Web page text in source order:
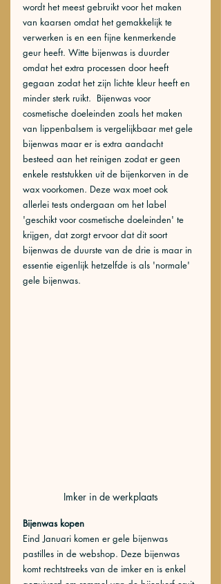
wordt het meest gebruikt voor het maken
van kaarsen omdat het gemakkelijk te
verwerken is en een fijne kenmerkende
geur heeft. Witte bijenwas is duurder
omdat het extra processen door heeft
gegaan zodat het zijn lichte kleur heeft en
minder sterk ruikt.  Bijenwas voor
cosmetische doeleinden zoals het maken
van lippenbalsem is vergelijkbaar met gele
bijenwas maar er is extra aandacht
besteed aan het reinigen zodat er geen
enkele reststukken uit de bijenkorven in de
wax voorkomen. Deze wax moet ook
allerlei tests ondergaan om het label
'geschikt voor cosmetische doeleinden' te
krijgen, dat zorgt ervoor dat dit soort
bijenwas de duurste van de drie is maar in
essentie eigenlijk hetzelfde is als 'normale'
gele bijenwas.
Imker in de werkplaats
Bijenwas kopen
Eind Januari komen er gele bijenwas
pastilles in de webshop. Deze bijenwas
komt rechtstreeks van de imker en is enkel